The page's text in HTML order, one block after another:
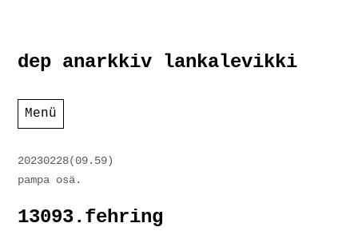
Zum
Inhalt
dep anarkkiv lankalevikki
Menü
20230228(09.59)
pampa osä.
13093.fehring